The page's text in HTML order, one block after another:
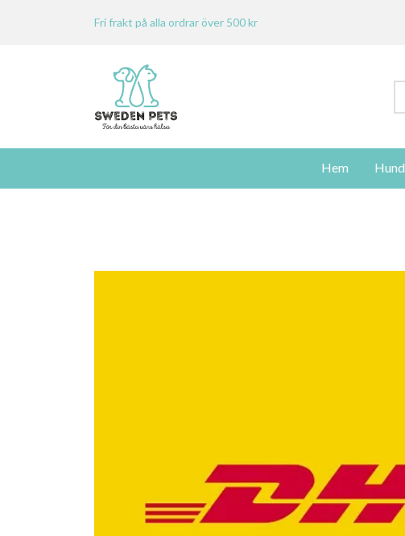
Fri frakt på alla ordrar över 500 kr
Hem Hund